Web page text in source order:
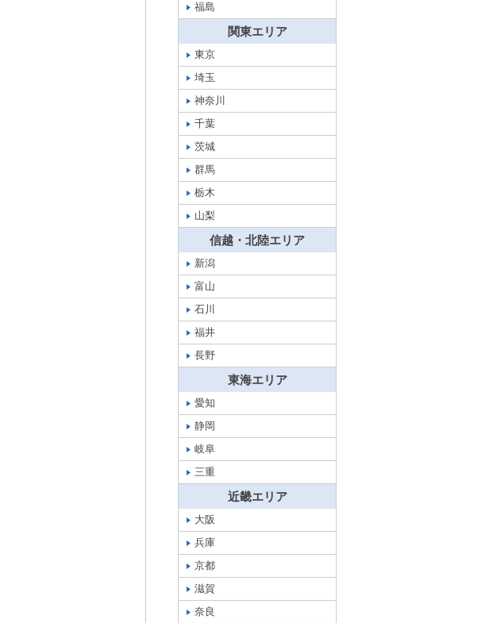
福島
関東エリア
東京
埼玉
神奈川
千葉
茨城
群馬
栃木
山梨
信越・北陸エリア
新潟
富山
石川
福井
長野
東海エリア
愛知
静岡
岐阜
三重
近畿エリア
大阪
兵庫
京都
滋賀
奈良